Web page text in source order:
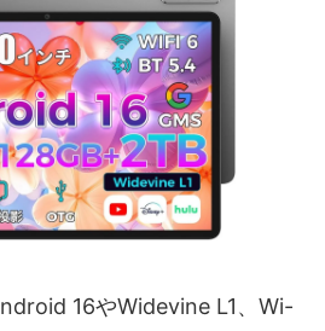
16やWidevine L1、Wi-